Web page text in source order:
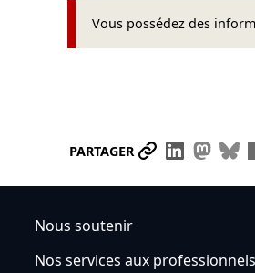
Vous possédez des
PARTAGER Partager le
Nous soutenir
Nos services aux professionnels